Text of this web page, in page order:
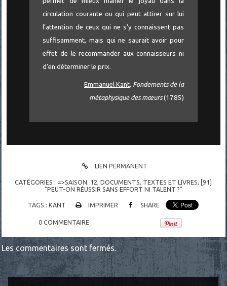
circulation courante ou qui peut attirer sur lui
l’attention de ceux qui ne s’y connaissent pas
suffisamment, mais qui ne saurait avoir pour
effet de le recommander aux connaisseurs ni
d’en déterminer le prix.
Emmanuel Kant, Fondements de la
métaphysique des mœurs(1785)
LIEN PERMANENT
CATÉGORIES : =>SAISON. 12,DOCUMENTS, TEXTES ET LIVRES, [91]
"PEUT-ON RÉUSSIR SANS EFFORT NI TALENT ?"
TAGS :KANT IMPRIMER SHARE
0 COMMENTAIRE
Les commentaires sont fermés.